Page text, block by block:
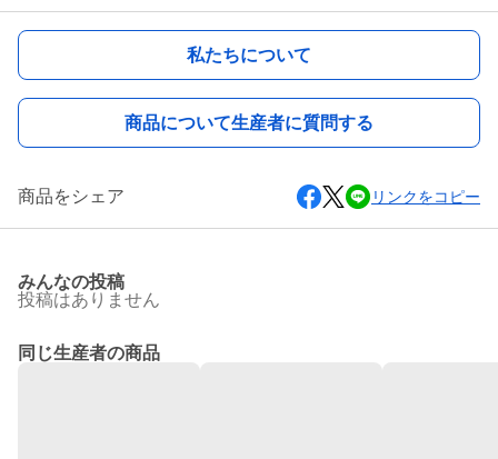
私たちについて
商品について生産者に質問する
商品をシェア リンクをコピー
みんなの投稿
投稿はありません
同じ生産者の商品